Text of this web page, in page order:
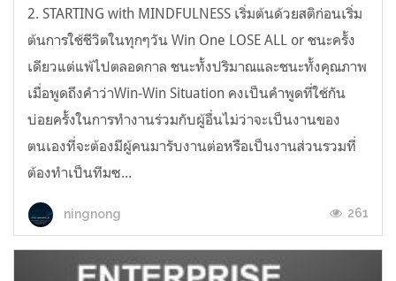
2. STARTING with MINDFULNESS เริ่มต้นด้วยสติก่อนเริ่ม
ต้นการใช้ชีวิตในทุกๆวัน Win One LOSE ALL or ชนะครั้ง
เดียวแต่แพ้ไปตลอดกาล ชนะทั้งปริมาณและชนะทั้งคุณภาพ
เมื่อพูดถึงคำว่าWin-Win Situation คงเป็นคำพูดที่ใช้กัน
บ่อยครั้งในการทำงานร่วมกับผู้อื่นไม่ว่าจะเป็นงานของ
ตนเองที่จะต้องมีผู้คนมารับงานต่อหรือเป็นงานส่วนรวมที่
ต้องทำเป็นทีมซ...
ningnong 261